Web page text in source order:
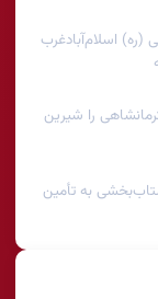
(ره) اسلام‌آبادغرب
کرمانشاهی را شیرین
به تأمین